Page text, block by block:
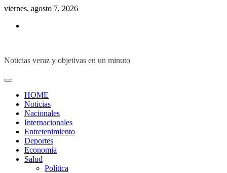
Skip
content
viernes, agosto 7, 2026
Noticias veraz y objetivas en un minuto
HOME
Noticias
Nacionales
Internacionales
Entretenimiento
Deportes
Economía
Salud
Política